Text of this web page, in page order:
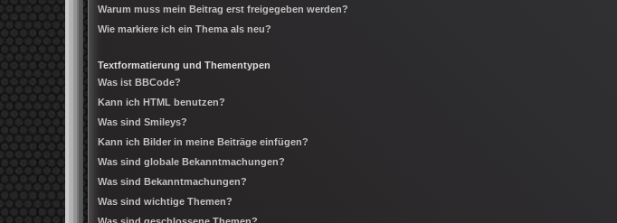
Warum muss mein Beitrag erst freigegeben werden?
Wie markiere ich ein Thema als neu?
Textformatierung und Thementypen
Was ist BBCode?
Kann ich HTML benutzen?
Was sind Smileys?
Kann ich Bilder in meine Beiträge einfügen?
Was sind globale Bekanntmachungen?
Was sind Bekanntmachungen?
Was sind wichtige Themen?